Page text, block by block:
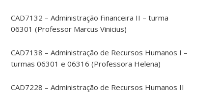
CAD7132 – Administração Financeira II – turma
06301 (Professor Marcus Vinicius)
CAD7138 – Administração de Recursos Humanos I –
turmas 06301 e 06316 (Professora Helena)
CAD7228 – Administração de Recursos Humanos II